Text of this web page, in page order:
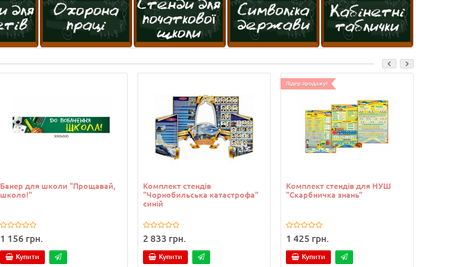
Банер для школи "Прощавай,
школо!"
1 156 грн.
Купити
Комплект стендів
"Чорнобильська катастрофа"
синій
2 833 грн.
Купити
Лідер продажу!
Комплект стендів для НУШ
"Скарбничка знань"
1 425 грн.
Купити